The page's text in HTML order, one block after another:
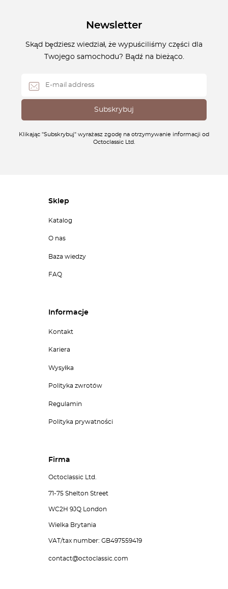
Newsletter
Skąd będziesz wiedział, że wypuściliśmy części dla
Twojego samochodu? Bądź na bieżąco.
Klikając "Subskrybuj" wyrażasz zgodę na otrzymywanie informacji od
Octoclassic Ltd.
Sklep
Katalog
O nas
Baza wiedzy
FAQ
Informacje
Kontakt
Kariera
Wysyłka
Polityka zwrotów
Regulamin
Polityka prywatności
Firma
Octoclassic Ltd.
71-75 Shelton Street
WC2H 9JQ London
Wielka Brytania
VAT/tax number: GB497559419
contact@octoclassic.com